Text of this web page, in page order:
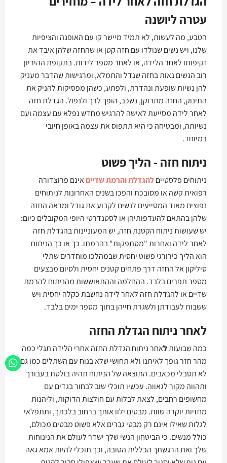
עטרה ליושנה
הטבע, מה לעשות, לא תמיד מיישר קו עם האופנה והציפיות
שלנו, ויש נשים שנולדו עם חזה קטן או שהחזה שלהן איבד את
זקיפותו לאחר הלידה, או לאחר מספר לידות. בתקופת ההיריון
רוב הנשים גאות בחזה שגדל והתמלא, ומרגישות שהדבר מעניק
להן נשיות שופעת ונהדרת, ולפתע, כשהן מפסיקות להניק את
התינוק, החזה מתרוקן, נשכב, הופך לרך ולנפול. הגדלת חזה
לאחר לידה מסייעת לאישה להרגיש מחדש נפלא עם עצמה ועם
נשיותה, ומבטיחה כי היא תתפוס את עצמה באופן חיובי
במיוחד.
ניתוח חזה - הליך פשוט
ניתוחים פלסטייםלהגדלת והרמת שדייםאינם פרוצדורה
רפואית קשה או מסובכת והפכו בשנים האחרונות לניתוחים
נפוצים מאוד המסייעים לנשים לקבוע את גודל ומראה החזה
שלהן בהתאם להעדפותיהן או לסטנדרטי היופי המקובלים כיום:
יש שעושות ניתוח הקטנת חזה, יש המעוניינות בהגדלת חזה
לאחר לידה ואחרות "מסתפקות" בהרמתו. כך או כך הניתוח
הוא הליך כירורגי פשוט יחסית שבמהלכו מוחדרים שתלי
סיליקון אל החזה דרך פתחים קטנים יחסית ולסיום מבצעים
מספר תפרים בלבד. ההחלמה וההתאוששות מהניתוח להרמת
שדיים או להגדלת חזה לאחר לידה נחשבת כקלה יחסית ויש
ששבות לעבודתן ולשגרת חייהן בתוך מספר ימים בלבד.
לאחר ניתוח הגדלת החזה
כמה שבועותלאחר ניתוח הגדלת החזה אחרי הלידה תגלי כמה
מהר חזר גופך לאיתנו ולא תחושי שלא בנוח עם השתלים כמו גם
לא תסבלי מכאבים. התוצאה של הניתוח תהיה בולטת בעבורך
ותהווה מקור לגאווה. עכשיו תוכלי שוב לבחור בגדים עם
מחשופים רחבים, לצאת לבלות עם חולצות הדוקות, וליהנות
מחזיות יוקרה שוות. מבטים ילוו אותך ברחוב בלכתך, ותתפלאי
לגלות שאילו אינם רק מבטי גברים אלא פשוט מבטים מכולם,
כולל מנשים. כי הביטחון הנשי שלך ישדר לעולם את הנינוחות
שלך ואת הרגשתך הכללית הטובה, וכך תוכלי להיות אמא גאה